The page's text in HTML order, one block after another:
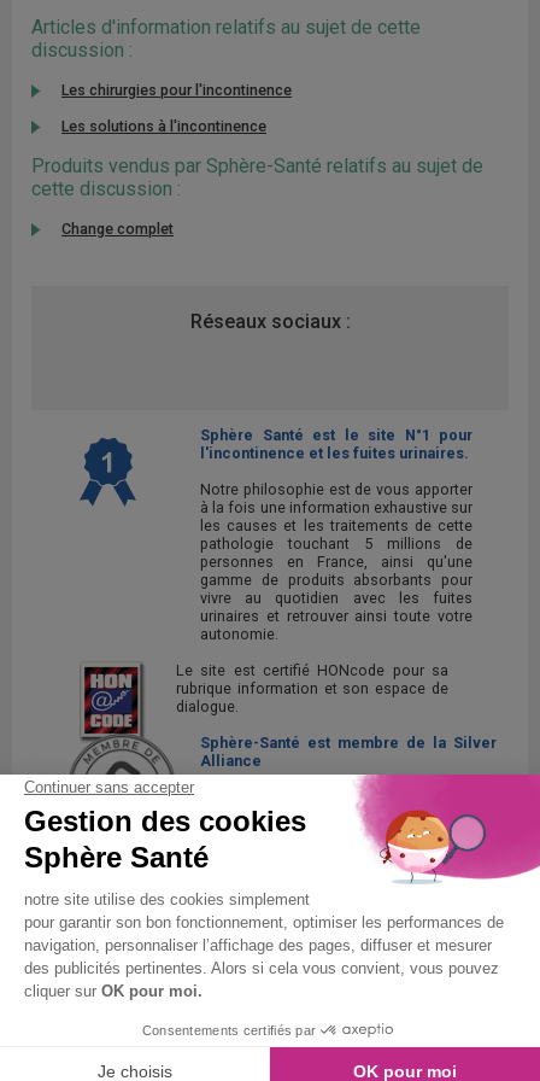
Articles d'information relatifs au sujet de cette
discussion :
Les chirurgies pour l'incontinence
Les solutions à l'incontinence
Produits vendus par Sphère-Santé relatifs au sujet de
cette discussion :
Change complet
Réseaux sociaux :
Sphère Santé est le site N°1 pour
l'incontinence et les fuites urinaires.
Notre philosophie est de vous apporter
à la fois une information exhaustive sur
les causes et les traitements de cette
pathologie touchant 5 millions de
personnes en France, ainsi qu'une
gamme de produits absorbants pour
vivre au quotidien avec les fuites
urinaires et retrouver ainsi toute votre
autonomie.
Le site est certifié HONcode pour sa
rubrique information et son espace de
dialogue.
Sphère-Santé est membre de la Silver
Alliance
La Silver Alliance est un collectif
d'entreprises au service des seniors,
spécialisé dans le bien vieillir à domicile.